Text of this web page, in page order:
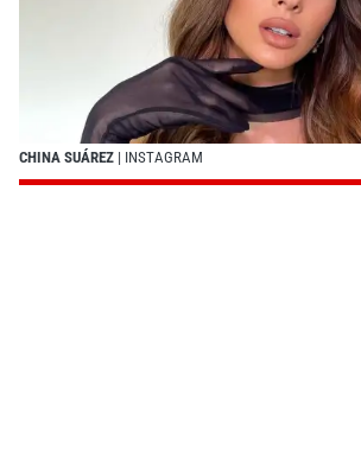
CHINA SUÁREZ | INSTAGRAM